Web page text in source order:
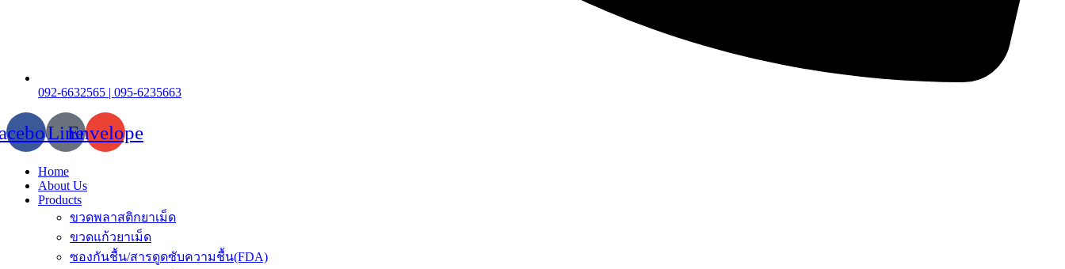
092-6632565 | 095-6235663
LineEnvelope
Home
About Us
Products
ขวดพลาสติกยาเม็ด
ขวดแก้วยาเม็ด
ซองกันชื้น/สารดูดซับความชื้น(FDA)